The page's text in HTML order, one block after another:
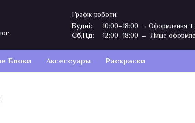
Графік роботи:
Будні:
10:00–18:00 → Оформлення +
Сб,Нд:
12:00–18:00 → Лише
Блоки Аксессуары Раскраски